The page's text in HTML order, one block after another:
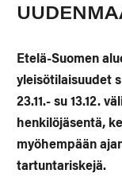
Etelä-Suomen
yleisötilaisuudet
23.11.- su 13.12.
henkilöjäsentä,
myöhempään
tartuntariskejä.